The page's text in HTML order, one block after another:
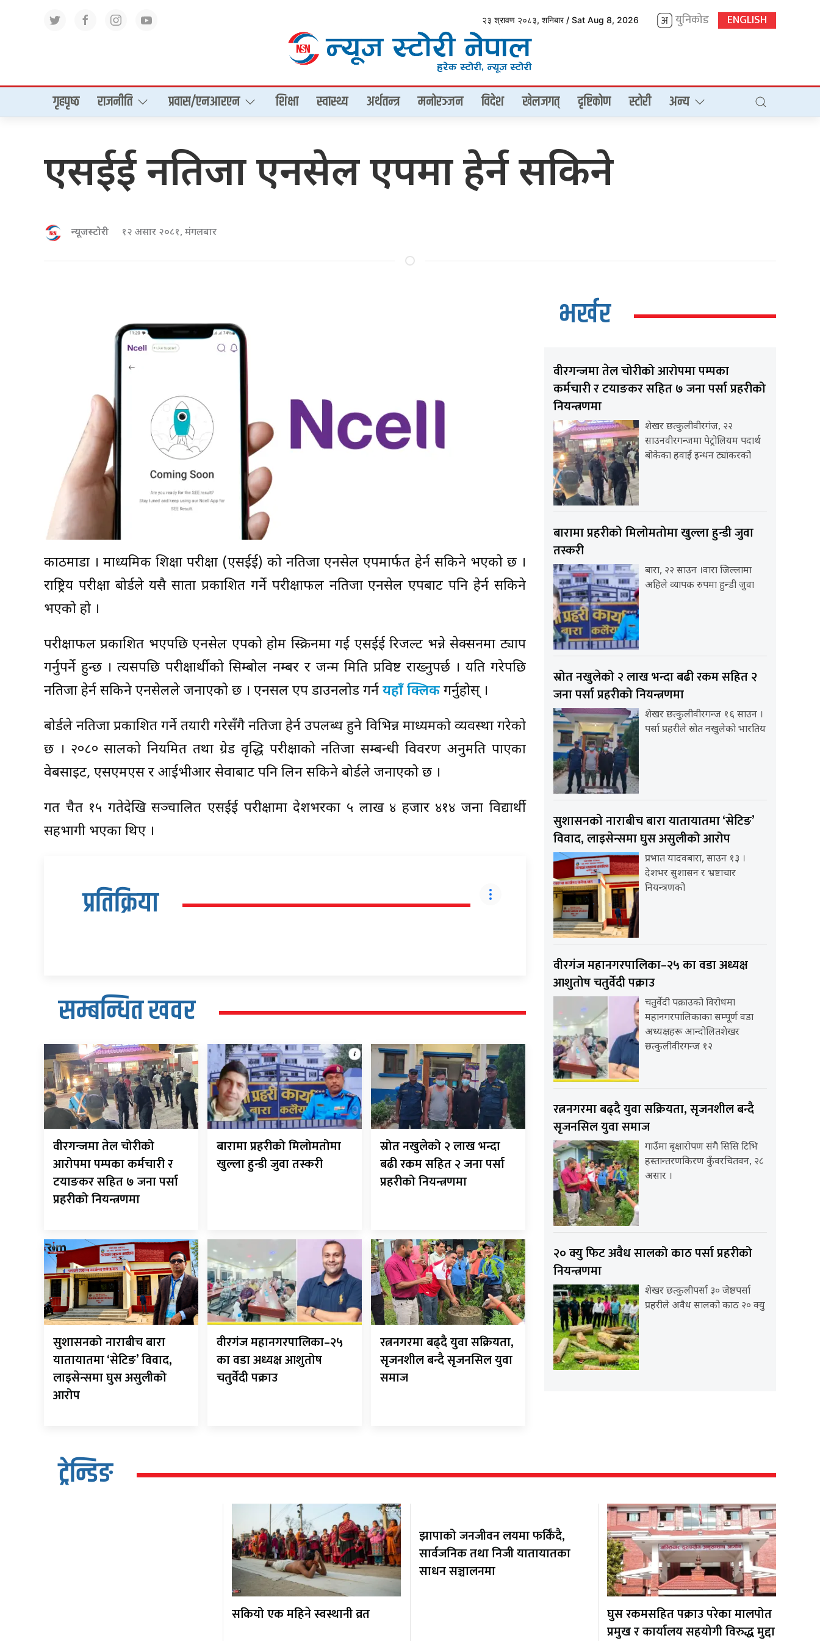
२३ श्रावण २०८३, शनिबार / Sat Aug 8, 2026 युनिकोड ENGLISH
गृहपृष्‍ठ राजनीति प्रवास/एनआरएन शिक्षा स्वास्थ्य अर्थतन्त्र मनोरञ्जन विदेश खेलजगत् दृष्टिकोण स्टोरी अन्य
एसईई नतिजा एनसेल एपमा हेर्न सकिने
न्यूजस्टोरी १२ असार २०८१, मंगलबार
काठमाडौं । माध्यमिक शिक्षा परीक्षा (एसईई) को नतिजा एनसेल एपमार्फत हेर्न सकिने भएको छ ।
राष्ट्रिय परीक्षा बोर्डले यसै साता प्रकाशित गर्ने परीक्षाफल नतिजा एनसेल एपबाट पनि हेर्न सकिने
भएको हो ।
परीक्षाफल प्रकाशित भएपछि एनसेल एपको होम स्क्रिनमा गई एसईई रिजल्ट भन्ने सेक्सनमा ट्याप
गर्नुपर्ने हुन्छ । त्यसपछि परीक्षार्थीको सिम्बोल नम्बर र जन्म मिति प्रविष्ट राख्नुपर्छ । यति गरेपछि
नतिजा हेर्न सकिने एनसेलले जनाएको छ । एनसल एप डाउनलोड गर्न यहाँ क्लिक गर्नुहोस् ।
बोर्डले नतिजा प्रकाशित गर्ने तयारी गरेसँगै नतिजा हेर्न उपलब्ध हुने विभिन्न माध्यमको व्यवस्था गरेको
छ । २०८० सालको नियमित तथा ग्रेड वृद्धि परीक्षाको नतिजा सम्बन्धी विवरण अनुमति पाएका
वेबसाइट, एसएमएस र आईभीआर सेवाबाट पनि लिन सकिने बोर्डले जनाएको छ ।
गत चैत १५ गतेदेखि सञ्चालित एसईई परीक्षामा देशभरका ५ लाख ४ हजार ४१४ जना विद्यार्थी
सहभागी भएका थिए ।
प्रतिक्रिया
सम्बन्धित खवर
वीरगन्जमा तेल चोरीको
आरोपमा पम्पका कर्मचारी र
टयाङकर सहित ७ जना पर्सा
प्रहरीको नियन्त्रणमा
बारामा प्रहरीको मिलोमतोमा
खुल्ला हुन्डी जुवा तस्करी
स्रोत नखुलेको २ लाख भन्दा
बढी रकम सहित २ जना पर्सा
प्रहरीको नियन्त्रणमा
सुशासनको नाराबीच बारा
यातायातमा ‘सेटिङ’ विवाद,
लाइसेन्समा घुस असुलीको
आरोप
वीरगंज महानगरपालिका–२५
का वडा अध्यक्ष आशुतोष
चतुर्वेदी पक्राउ
रत्ननगरमा बढ्दै युवा सक्रियता,
सृजनशील बन्दै सृजनसिल युवा
समाज
भर्खर
वीरगन्जमा तेल चोरीको आरोपमा पम्पका
कर्मचारी र टयाङकर सहित ७ जना पर्सा प्रहरीको
नियन्त्रणमा
शेखर छत्कुलीवीरगंज, २२
साउनवीरगन्जमा पेट्रोलियम पदार्थ
बोकेका हवाई इन्धन ट्यांकरको
बारामा प्रहरीको मिलोमतोमा खुल्ला हुन्डी जुवा
तस्करी
बारा, २२ साउन ।वारा जिल्लामा
अहिले व्यापक रुपमा हुन्डी जुवा
स्रोत नखुलेको २ लाख भन्दा बढी रकम सहित २
जना पर्सा प्रहरीको नियन्त्रणमा
शेखर छत्कुलीवीरगन्ज १६ साउन ।
पर्सा प्रहरीले स्रोत नखुलेको भारतिय
सुशासनको नाराबीच बारा यातायातमा ‘सेटिङ’
विवाद, लाइसेन्समा घुस असुलीको आरोप
प्रभात यादवबारा, साउन १३ ।
देशभर सुशासन र भ्रष्टाचार
नियन्त्रणको
वीरगंज महानगरपालिका–२५ का वडा अध्यक्ष
आशुतोष चतुर्वेदी पक्राउ
चतुर्वेदी पक्राउको विरोधमा
महानगरपालिकाका सम्पूर्ण वडा
अध्यक्षहरू आन्दोलितशेखर
छत्कुलीवीरगन्ज १२
रत्ननगरमा बढ्दै युवा सक्रियता, सृजनशील बन्दै
सृजनसिल युवा समाज
गाउँमा बृक्षारोपण संगै सिसि टिभि
हस्तान्तरणकिरण कुँवरचितवन, २८
असार ।
२० क्यु फिट अवैध सालको काठ पर्सा प्रहरीको
नियन्त्रणमा
शेखर छत्कुलीपर्सा ३० जेष्ठपर्सा
प्रहरीले अवैध सालको काठ २० क्यु
ट्रेन्डिङ
सकियो एक महिने स्वस्थानी व्रत
झापाको जनजीवन लयमा फर्किँदै,
सार्वजनिक तथा निजी यातायातका
साधन सञ्चालनमा
घुस रकमसहित पक्राउ परेका मालपोत
प्रमुख र कार्यालय सहयोगी विरुद्ध मुद्दा